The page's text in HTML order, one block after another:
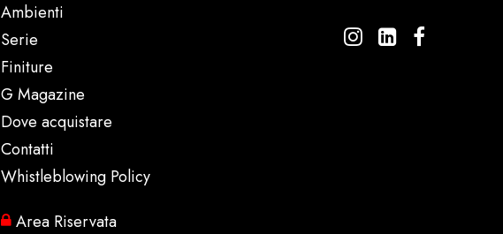
Ambienti
Serie
Finiture
G Magazine
Dove acquistare
Contatti
Whistleblowing Policy
Area Riservata